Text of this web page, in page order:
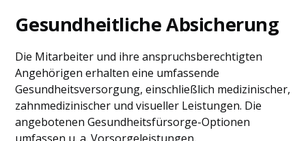
Gesundheitliche Absicherung
Die Mitarbeiter und ihre anspruchsberechtigten
Angehörigen erhalten eine umfassende
Gesundheitsversorgung, einschließlich medizinischer,
zahnmedizinischer und visueller Leistungen. Die
angebotenen Gesundheitsfürsorge-Optionen